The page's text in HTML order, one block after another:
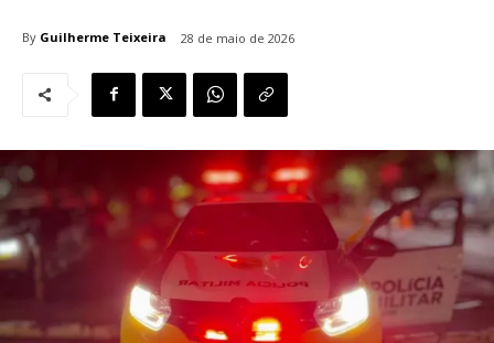
By Guilherme Teixeira 28 de maio de 2026